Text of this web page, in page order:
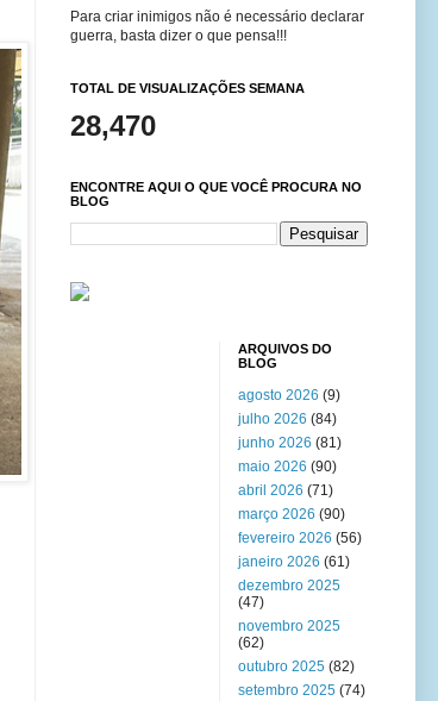
Para criar inimigos não é necessário declarar
guerra, basta dizer o que pensa!!!
TOTAL DE VISUALIZAÇÕES SEMANA
28,470
ENCONTRE AQUI O QUE VOCÊ PROCURA NO
BLOG
ARQUIVOS DO
BLOG
agosto 2026 (9)
julho 2026 (84)
junho 2026 (81)
maio 2026 (90)
abril 2026 (71)
março 2026 (90)
fevereiro 2026 (56)
janeiro 2026 (61)
dezembro 2025
(47)
novembro 2025
(62)
outubro 2025 (82)
setembro 2025 (74)